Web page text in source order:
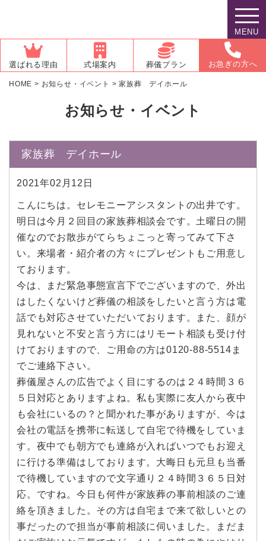
MENU
選ばれる理由 式場案内 葬儀プラン お急ぎの方へ
HOME > お知らせ・イベント >家族葬 デイホール
お知らせ・イベント
家族葬 デイホール
2021年02月12日
こんにちは。セレモニーアシスタントの出井です。
明日は今月２回目の家族葬相談会です。土曜日の開
催なのでお散歩がてらちょこっと寄ってみて下さ
い。来場者・紹介者の方々にプレゼントもご用意し
ております。
今は、まだ緊急事態宣言下でございますので、外出
はしたくないけど葬儀の相談をしたいと言う方は電
話でも対応させていただいております。また、顔が
見れないと不安と言う方にはリモート相談も受け付
けておりますので、ご用命の方は0120-88-5514ま
でご連絡下さい。
葬儀屋さんの広告でよく目にするのは２４時間３６
５日対応とありますよね。私も実際に友人から夜中
も会社にいるの？と聞かれた事がありますが、今は
会社の電話を携帯に転送して自宅で待機をしていま
す。夜中でも朝方でも連絡が入ればいつでもお迎え
に行ける準備はしております。大晦日も元旦も当番
で待機していますので文字通り２４時間３６５日対
応。ですね。今日も何件が家族葬の事前相談のご連
絡を頂きました。その方は自宅まで来て欲しいとの
事だったので担当が事前相談に伺いました。まだま